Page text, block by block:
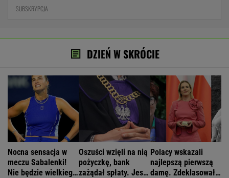
SUBSKRYPCJA
DZIEŃ W SKRÓCIE
Nocna sensacja w
meczu Sabalenki!
Nie będzie wielkiego
Oszuści wzięli na nią
pożyczkę, bank
zażądał spłaty. Jest
Polacy wskazali
najlepszą pierwszą
damę. Zdeklasowała